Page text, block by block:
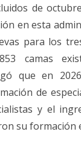
de
en esta
para los
camas
que en
de
y el
su formación